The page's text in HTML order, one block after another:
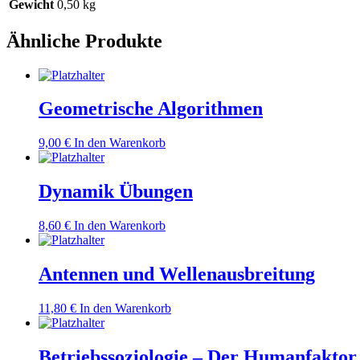
Gewicht 0,50 kg
Ähnliche Produkte
Geometrische Algorithmen
9,00 € In den Warenkorb
Dynamik Übungen
8,60 € In den Warenkorb
Antennen und Wellenausbreitung
11,80 € In den Warenkorb